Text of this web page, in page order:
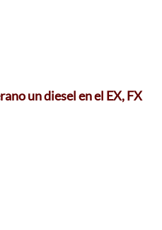
un diesel en el EX, FX